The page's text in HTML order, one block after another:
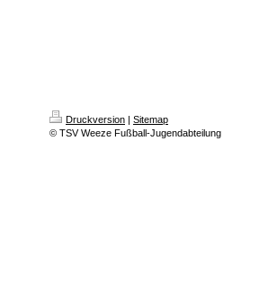
Druckversion | Sitemap
© TSV Weeze Fußball-Jugendabteilung